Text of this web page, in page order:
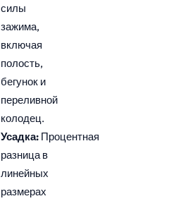
силы
зажима,
включая
полость,
бегунок и
переливной
колодец.
Усадка: Процентная
разница в
линейных
размерах